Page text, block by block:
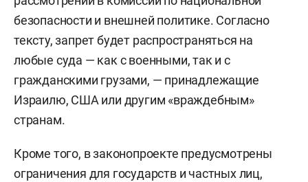
безопасности и внешней политике. Согласно
тексту, запрет будет распространяться на
любые суда — как с военными, так и с
гражданскими грузами, — принадлежащие
Израилю, США или другим «враждебным»
странам.
Кроме того, в законопроекте предусмотрены
ограничения для государств и частных лиц,